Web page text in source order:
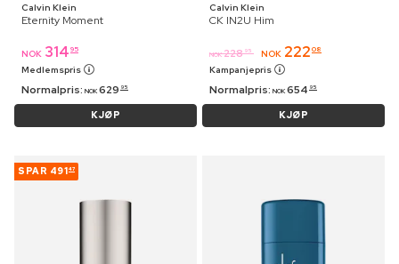
Calvin Klein
Eternity Moment
NOK 314 95
Medlemspris
Normalpris: NOK 629 95
KJØP
Calvin Klein
CK IN2U Him
NOK 228 95 NOK 222 08
Kampanjepris
Normalpris: NOK 654 95
KJØP
SPAR 49147